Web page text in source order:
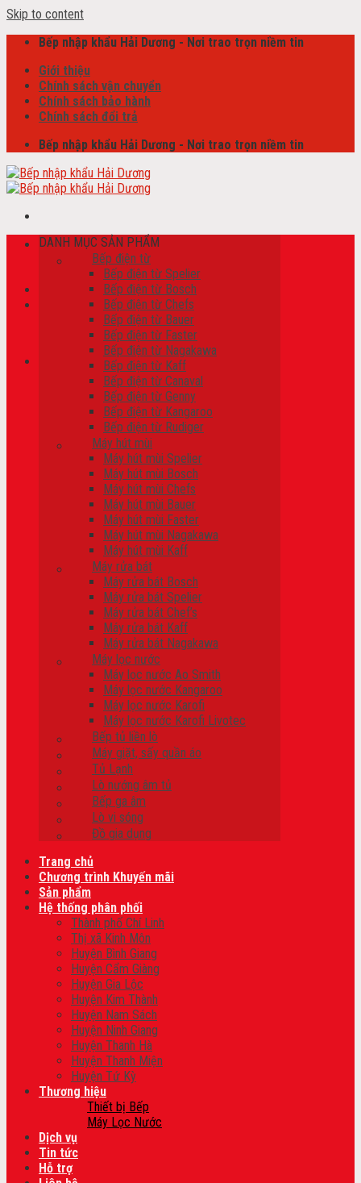
Skip to content
Bếp nhập khẩu Hải Dương - Nơi trao trọn niềm tin
Giới thiệu
Chính sách vận chuyển
Chính sách bảo hành
Chính sách đổi trả
Bếp nhập khẩu Hải Dương - Nơi trao trọn niềm tin
Tìm kiếm:
Giỏ hàng /0₫
Chưa có sản phẩm trong giỏ hàng.
Chưa có sản phẩm trong giỏ hàng.
DANH MỤC SẢN PHẨM
Bếp điện từ
Bếp điện từ Spelier
Bếp điện từ Bosch
Bếp điện từ Chefs
Bếp điện từ Bauer
Bếp điện từ Faster
Bếp điện từ Nagakawa
Bếp điện từ Kaff
Bếp điện từ Canaval
Bếp điện từ Genny
Bếp điện từ Kangaroo
Bếp điện từ Rudiger
Máy hút mùi
Máy hút mùi Spelier
Máy hút mùi Bosch
Máy hút mùi Chefs
Máy hút mùi Bauer
Máy hút mùi Faster
Máy hút mùi Nagakawa
Máy hút mùi Kaff
Máy rửa bát
Máy rửa bát Bosch
Máy rửa bát Spelier
Máy rửa bát Chef’s
Máy rửa bát Kaff
Máy rửa bát Nagakawa
Máy lọc nước
Máy lọc nước Ao Smith
Máy lọc nước Kangaroo
Máy lọc nước Karofi
Máy lọc nước Karofi Livotec
Bếp tủ liền lò
Máy giặt, sấy quần áo
Tủ Lạnh
Lò nướng âm tủ
Bếp ga âm
Lò vi sóng
Đồ gia dụng
Trang chủ
Chương trình Khuyến mãi
Sản phẩm
Hệ thống phân phối
Thành phố Chí Linh
Thị xã Kinh Môn
Huyện Bình Giang
Huyện Cẩm Giàng
Huyện Gia Lộc
Huyện Kim Thành
Huyện Nam Sách
Huyện Ninh Giang
Huyện Thanh Hà
Huyện Thanh Miện
Huyện Tứ Kỳ
Thương hiệu
Thiết bị Bếp
Máy Lọc Nước
Dịch vụ
Tin tức
Hỗ trợ